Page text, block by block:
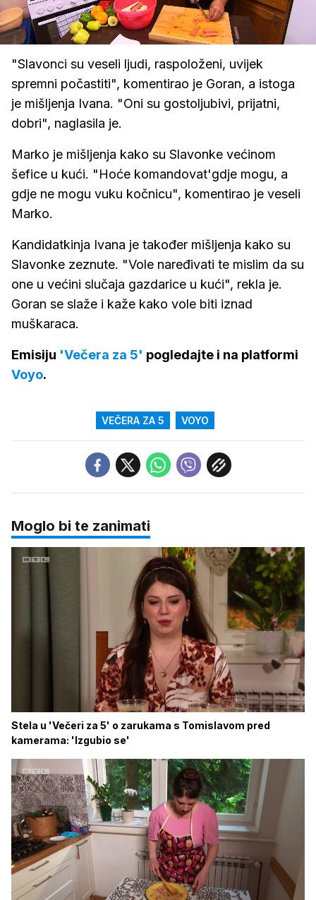
Upali
zvuk
/
Loaded:
40.96%
"Slavonci su veseli ljudi, raspoloženi, uvijek
spremni počastiti", komentirao je Goran, a istoga
je mišljenja Ivana. "Oni su gostoljubivi, prijatni,
dobri", naglasila je.
Marko je mišljenja kako su Slavonke većinom
šefice u kući. "Hoće komandovat'gdje mogu, a
gdje ne mogu vuku kočnicu", komentirao je veseli
Marko.
Kandidatkinja Ivana je također mišljenja kako su
Slavonke zeznute. "Vole naređivati te mislim da su
one u većini slučaja gazdarice u kući", rekla je.
Goran se slaže i kaže kako vole biti iznad
muškaraca.
Emisiju 'Večera za 5' pogledajte i na platformi
Voyo.
VEČERA ZA 5 VOYO
Moglo bi te zanimati
Stela u 'Večeri za 5' o zarukama s Tomislavom pred
kamerama: 'Izgubio se'